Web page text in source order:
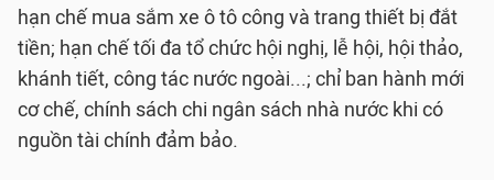
hạn chế mua sắm xe ô tô công và trang thiết bị đắt
tiền; hạn chế tối đa tổ chức hội nghị, lễ hội, hội thảo,
khánh tiết, công tác nước ngoài...; chỉ ban hành mới
cơ chế, chính sách chi ngân sách nhà nước khi có
nguồn tài chính đảm bảo.